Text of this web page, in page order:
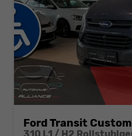
Ford Transit Custom